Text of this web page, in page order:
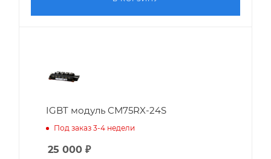
IGBT модуль CM75RX-24S
Под заказ 3-4 недели
25 000 ₽